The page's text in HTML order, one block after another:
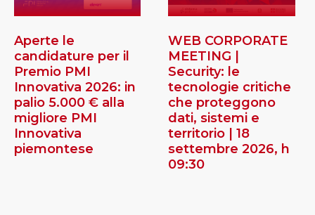
Aperte le
candidature per il
Premio PMI
Innovativa 2026: in
palio 5.000 € alla
migliore PMI
Innovativa
piemontese
WEB CORPORATE
MEETING |
Security: le
tecnologie critiche
che proteggono
dati, sistemi e
territorio | 18
settembre 2026, h
09:30